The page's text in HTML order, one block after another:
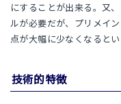
にすることが出来る。又
ルが必要だが、プリメイ
点が大幅に少なくなるとい
技術的特徴